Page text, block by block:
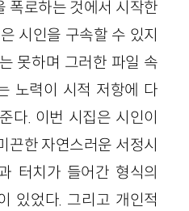
폭로하는 것에서 시작한
시인을 구속할 수 있지
못하며 그러한 파일 속
노력이 시적 저항에 다
다. 이번 시집은 시인이
끈한 자연스러운 서정시
터치가 들어간 형식의
있었다. 그리고 개인적